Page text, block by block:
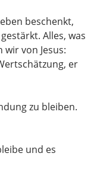
beschenkt,
Alles, was
von Jesus:
er
zu bleiben.
und es